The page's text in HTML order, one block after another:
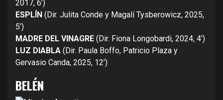
2017, 6’)
ESPLÍN (Dir. Julita Conde y Magalí Tysberowicz, 2025,
5’)
MADRE DEL VINAGRE (Dir. Fiona Longobardi, 2024, 4’)
LUZ DIABLA (Dir. Paula Boffo, Patricio Plaza y
Gervasio Canda, 2025, 12’)
BELÉN